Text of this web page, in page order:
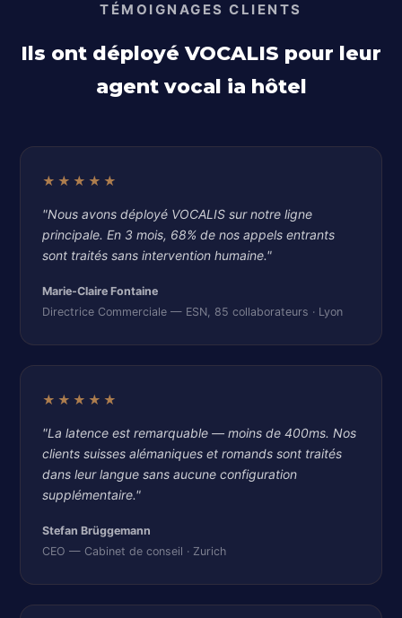
TÉMOIGNAGES CLIENTS
Ils ont déployé VOCALIS pour leur
agent vocal ia hôtel
★★★★★
"Nous avons déployé VOCALIS sur notre ligne
principale. En 3 mois, 68% de nos appels entrants
sont traités sans intervention humaine."
Marie-Claire Fontaine
Directrice Commerciale — ESN, 85 collaborateurs · Lyon
★★★★★
"La latence est remarquable — moins de 400ms. Nos
clients suisses alémaniques et romands sont traités
dans leur langue sans aucune configuration
supplémentaire."
Stefan Brüggemann
CEO — Cabinet de conseil · Zurich